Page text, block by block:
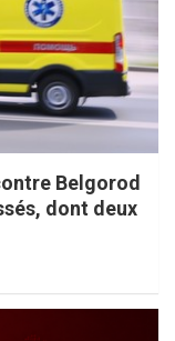
Belgorod
dont deux